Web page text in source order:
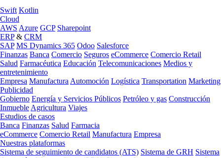
Swift Kotlin
Cloud
AWS Azure GCP Sharepoint
ERP& CRM
SAP MS Dynamics 365 Odoo Salesforce
Finanzas Banca Comercio Seguros eCommerce Comercio Retail
Salud Farmacéutica Educación Telecomunicaciones Medios y
entretenimiento
Empresa Manufactura Automoción Logística Transportation Marketing
Publicidad
Gobierno Energía y Servicios Públicos Petróleo y gas Construcción
Inmueble Agricultura Viajes
Estudios de casos
Banca Finanzas Salud Farmacia
eCommerce Comercio Retail Manufactura Empresa
Nuestras plataformas
Sistema de seguimiento de candidatos (ATS) Sistema de GRH Sistema